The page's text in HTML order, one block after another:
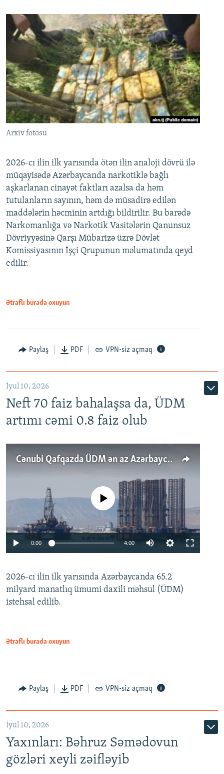
Arxiv fotosu
2026-cı ilin ilk yarısında ötən ilin analoji dövrü ilə
müqayisədə Azərbaycanda narkotiklə bağlı
aşkarlanan cinayət faktları azalsa da həm
tutulanların sayının, həm də müsadirə edilən
maddələrin həcminin artdığı bildirilir. Bu barədə
Narkomanlığa və Narkotik Vasitələrin Qanunsuz
Dövriyyəsinə Qarşı Mübarizə üzrə Dövlət
Komissiyasının İşçi Qrupunun məlumatında qeyd
edilir.
Ətraflı burada oxuyun
Paylaş PDF VPN-siz açmaq
İyul 10, 2026
Neft 70 faiz bahalaşsa da, ÜDM
artımı cəmi 0.8 faiz olub
Cənubi Qafqazda ÜDM ən az Azərbaycanda artır: Qonşuları niyə Bakını qabaqlaya bilir?
Auto 240p 360p 480p
No media source currently available
0:00 4:00
360p
480p
2026-cı ilin ilk yarısında Azərbaycanda 65.2
milyard manatlıq ümumi daxili məhsul (ÜDM)
istehsal edilib.
Ətraflı burada oxuyun
Paylaş PDF VPN-siz açmaq
İyul 10, 2026
Yaxınları: Bəhruz Səmədovun
gözləri xeyli zəifləyib